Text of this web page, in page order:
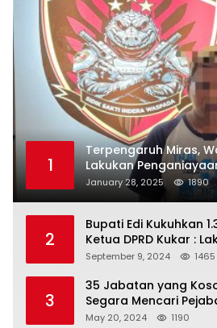
1
Terpengaruh Miras,
Lakukan
Sendiri
January 28, 2025 1890
2
Bupati Edi Kukuhkan
Ketua DPRD Kukar :
Dengan Baik Untuk
September 9, 2024 1465
3
35 Jabatan yang
Segara Mencari
May 20, 2024 1190